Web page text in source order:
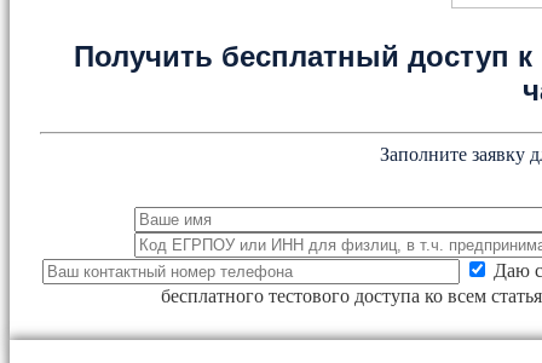
Получить бесплатный доступ к
Заполните заявку
Даю
бесплатного тестового доступа ко всем